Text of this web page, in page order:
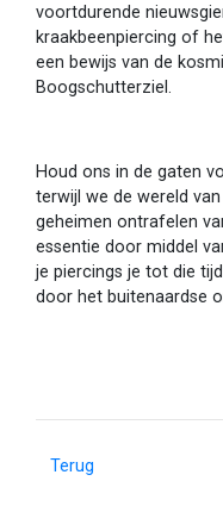
voortdurende
kraakbeenpiercing of
een bewijs van de
Boogschutterziel.
Houd ons in de gaten
terwijl we de wereld
geheimen ontrafelen
essentie door middel
je piercings je tot die
door het buitenaardse
Terug